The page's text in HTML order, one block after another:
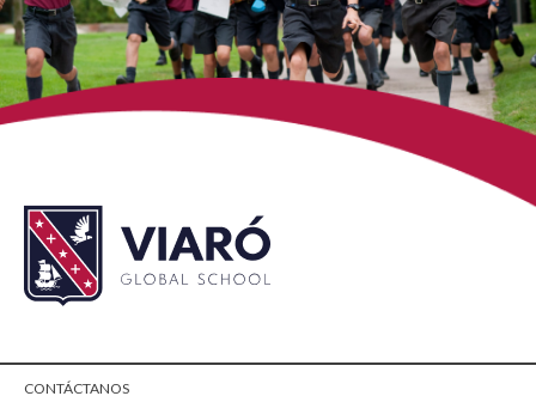
CONTÁCTANOS